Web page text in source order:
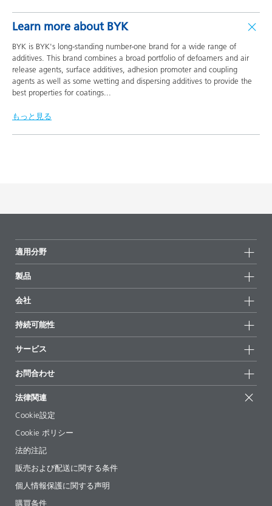
Learn more about BYK
BYK is BYK's long-standing number-one brand for a wide range of
additives. This brand combines a broad portfolio of defoamers and air
release agents, surface additives, adhesion promoter and coupling
agents as well as some wetting and dispersing additives to provide the
best properties for coatings
もっと見る
適用分野
製品
全製品
ハイライト
会社
ニュース
拠点と販売代理店
展示会 & イベント
経営陣
持続可能性
持続可能な製品
サクセスストーリー
EcoVadis
証明書
サービス
配合の出発点
論文記事
ebooks(電子書籍)
法令情報
添加剤ガイドアプリ
ビデオ
ダウンロード
お問合わせ
法律関連
Cookie設定
Cookie ポリシー
法的注記
販売および配送に関する条件
個人情報保護に関する声明
購買条件